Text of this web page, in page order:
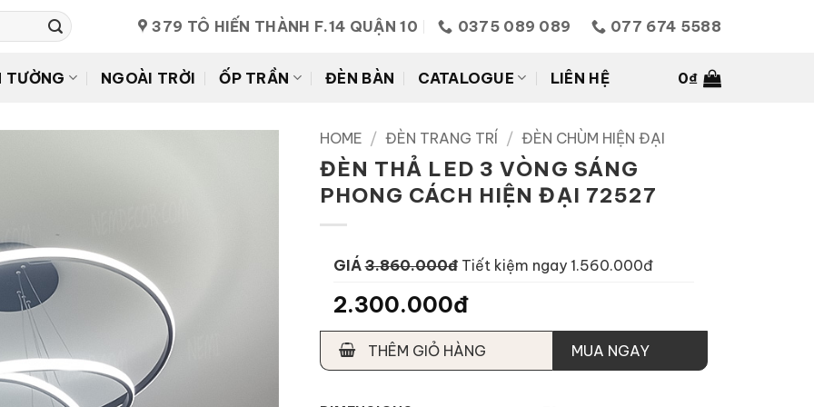
379 TÔ HIẾN THÀNH F.14 QUẬN 10 0375 089 089 077 674 5588
TƯỜNG NGOÀI TRỜI ỐP TRẦN ĐÈN BÀN CATALOGUE LIÊN HỆ 0₫
HOME / ĐÈN TRANG TRÍ / ĐÈN CHÙM HIỆN ĐẠI
ĐÈN THẢ LED 3 VÒNG SÁNG
PHONG CÁCH HIỆN ĐẠI 72527
GIÁ3.860.000đ Tiết kiệm ngay 1.560.000đ
2.300.000đ
THÊM GIỎ HÀNG MUA NGAY